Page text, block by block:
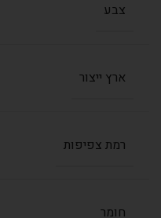
צבע
ארץ ייצור
רמת צפיפות
חומר